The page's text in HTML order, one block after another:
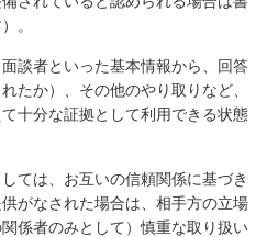
。
談者といった基本情報から、回答
たか）、その他のやり取りなど、
十分な証拠として利用できる状態
ては、お互いの信頼関係に基づき
がなされた場合は、相手方の立場
係者のみとして）慎重な取り扱い